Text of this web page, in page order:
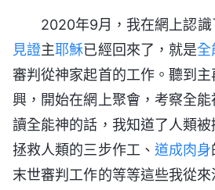
2020年9月，我在網上認
見證主耶穌已經回來了，就是全
審判從神家起首的工作。聽到
興，開始在網上聚會，考察全能
讀全能神的話，我知道了人類
拯救人類的三步作工、 道成肉身
末世審判工作的等等這些我從